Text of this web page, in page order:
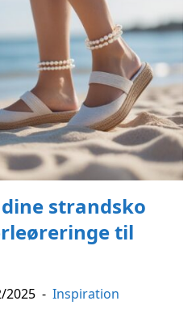
strandsko
til
2025 - Inspiration